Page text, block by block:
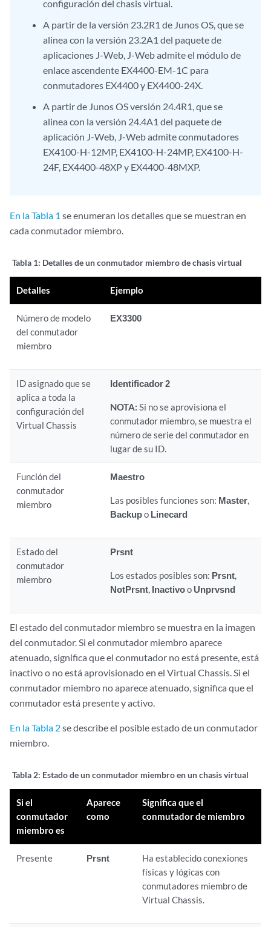
configuración del chasis virtual.
A partir de la versión 23.2R1 de Junos OS, que se
alinea con la versión 23.2A1 del paquete de
aplicaciones J-Web, J-Web admite el módulo de
enlace ascendente EX4400-EM-1C para
conmutadores EX4400 y EX4400-24X.
A partir de Junos OS versión 24.4R1, que se
alinea con la versión 24.4A1 del paquete de
aplicación J-Web, J-Web admite conmutadores
EX4100-H-12MP, EX4100-H-24MP, EX4100-H-
24F, EX4400-48XP y EX4400-48MXP.
En la Tabla 1 se enumeran los detalles que se muestran en
cada conmutador miembro.
Tabla 1: Detalles de un conmutador miembro de chasis virtual
Detalles Ejemplo
Número de modelo
del conmutador
miembro
EX3300
ID asignado que se
aplica a toda la
configuración del
Virtual Chassis
Identificador 2
NOTA: Si no se aprovisiona el
conmutador miembro, se muestra el
número de serie del conmutador en
lugar de su ID.
Función del
conmutador
miembro
Maestro
Las posibles funciones son: Master,
Backupo Linecard
Estado del
conmutador
miembro
Prsnt
Los estados posibles son: Prsnt,
NotPrsnt, Inactivoo Unprvsnd
El estado del conmutador miembro se muestra en la imagen
del conmutador. Si el conmutador miembro aparece
atenuado, significa que el conmutador no está presente, está
inactivo o no está aprovisionado en el Virtual Chassis. Si el
conmutador miembro no aparece atenuado, significa que el
conmutador está presente y activo.
En la Tabla 2se describe el posible estado de un conmutador
miembro.
Tabla 2: Estado de un conmutador miembro en un chasis virtual
Si el
conmutador
miembro es
Aparece
como
Significa que el
conmutador de miembro
Presente Prsnt
Ha establecido conexiones
físicas y lógicas con
conmutadores miembro de
Virtual Chassis.